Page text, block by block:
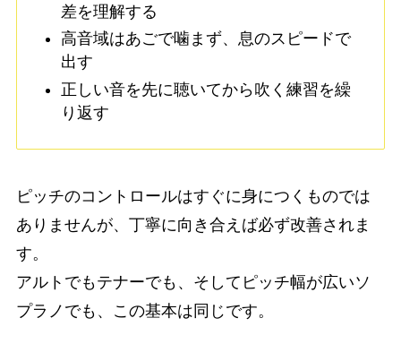
差を理解する
高音域はあごで噛まず、息のスピードで
出す
正しい音を先に聴いてから吹く練習を繰
り返す
ピッチのコントロールはすぐに身につくものでは
ありませんが、丁寧に向き合えば必ず改善されま
す。
アルトでもテナーでも、そしてピッチ幅が広いソ
プラノでも、この基本は同じです。